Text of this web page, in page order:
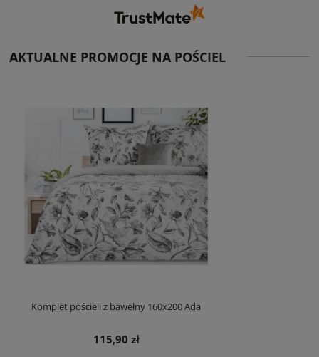
AKTUALNE PROMOCJE NA POŚCIEL
Komplet pościeli z bawełny 160x200 Ada
115,90 zł